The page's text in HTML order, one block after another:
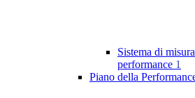
Sistema di
performance 1
Piano della